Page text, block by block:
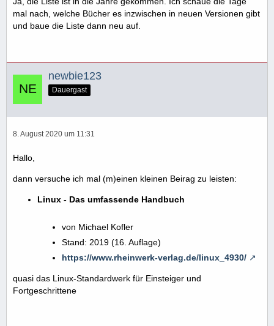
mal nach, welche Bücher es inzwischen in neuen Versionen gibt
und baue die Liste dann neu auf.
newbie123
Dauergast
8. August 2020 um 11:31
Hallo,
dann versuche ich mal (m)einen kleinen Beirag zu leisten:
Linux - Das umfassende Handbuch
von Michael Kofler
Stand: 2019 (16. Auflage)
https://www.rheinwerk-verlag.de/linux_4930/
quasi das Linux-Standardwerk für Einsteiger und
Fortgeschrittene